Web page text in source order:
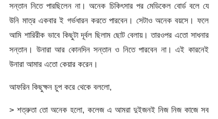
সন্তান নিতে পারছিলেন না। অনেক চিকিৎসার পর মেডিকেল বোর্ড বলে যে
উনি মাত্র একবার ই গর্ভধারন করতে পারবেন। সেটাও অনেক বয়সে। ফলে
আমি শারিরীক ভাবে কিছুটা দূর্বল ছিলাম ছোট বেলায়। তারওপর এতো সাধনার
সন্তান। উনারা আর কোনদিন সন্তান ও নিতে পারবেন না। এই কারনেই
উনারা আমার এতো কেয়ার করেন।
আফরিন কিছুক্ষন চুপ করে থেকে বললো,
> শত্রুতা তো অনেক হলো, কলেজ এ আমরা দুইজনই নিজ নিজ কাজে সব